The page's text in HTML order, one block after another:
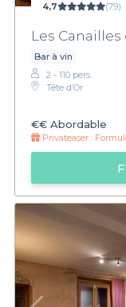
4,7 (79)
Les Canailles
Bar à vin
2 - 110 pers.
Tête d’Or
€€ Abordable
Privateaser : Formule